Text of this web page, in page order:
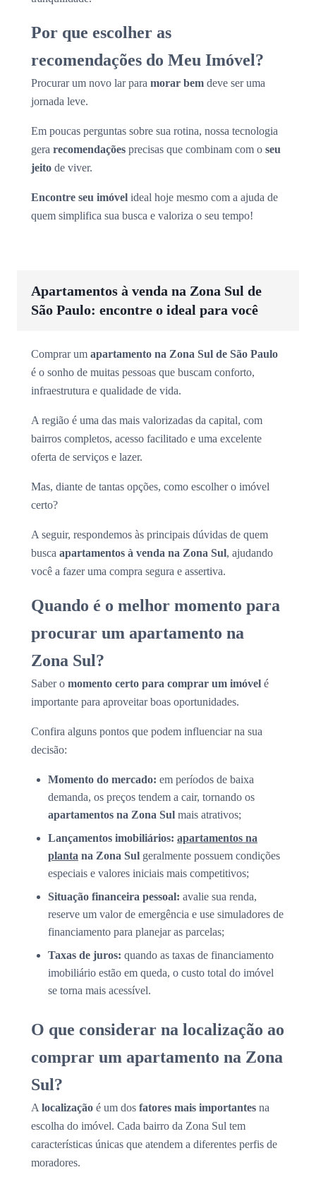
Por que escolher as
recomendações do Meu Imóvel?
Procurar um novo lar para morar bem deve ser uma
jornada leve.
Em poucas perguntas sobre sua rotina, nossa tecnologia
gera recomendações precisas que combinam com o seu
jeito de viver.
Encontre seu imóvel ideal hoje mesmo com a ajuda de
quem simplifica sua busca e valoriza o seu tempo!
Apartamentos à venda na Zona Sul de
São Paulo: encontre o ideal para você
Comprar um apartamento na Zona Sul de São Paulo
é o sonho de muitas pessoas que buscam conforto,
infraestrutura e qualidade de vida.
A região é uma das mais valorizadas da capital, com
bairros completos, acesso facilitado e uma excelente
oferta de serviços e lazer.
Mas, diante de tantas opções, como escolher o imóvel
certo?
A seguir, respondemos às principais dúvidas de quem
busca apartamentos à venda na Zona Sul, ajudando
você a fazer uma compra segura e assertiva.
Quando é o melhor momento para
procurar um apartamento na
Zona Sul?
Saber o momento certo para comprar um imóvel é
importante para aproveitar boas oportunidades.
Confira alguns pontos que podem influenciar na sua
decisão:
Momento do mercado: em períodos de baixa
demanda, os preços tendem a cair, tornando os
apartamentos na Zona Sul mais atrativos;
Lançamentos imobiliários: apartamentos na
planta na Zona Sul geralmente possuem condições
especiais e valores iniciais mais competitivos;
Situação financeira pessoal: avalie sua renda,
reserve um valor de emergência e use simuladores de
financiamento para planejar as parcelas;
Taxas de juros: quando as taxas de financiamento
imobiliário estão em queda, o custo total do imóvel
se torna mais acessível.
O que considerar na localização ao
comprar um apartamento na Zona
Sul?
A localização é um dos fatores mais importantes na
escolha do imóvel. Cada bairro da Zona Sul tem
características únicas que atendem a diferentes perfis de
moradores.